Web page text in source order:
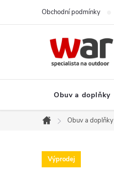
Obchodní podmínky
Obuv a doplňky
Domů
Obuv a doplňky
Výprodej